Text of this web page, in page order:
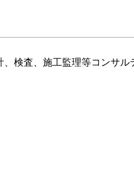
検査、施工監理等コンサル